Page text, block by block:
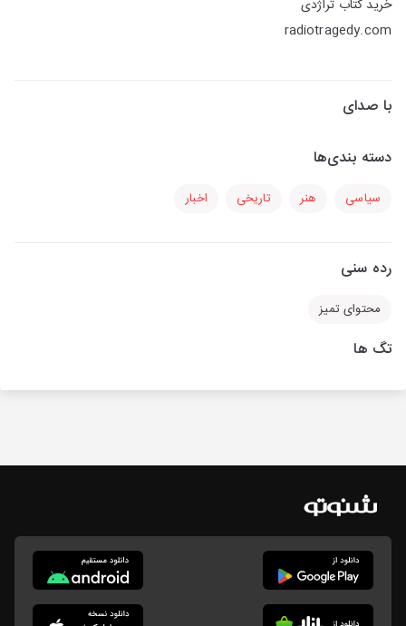
خرید کتاب تراژدی
radiotragedy.com
با صدای
دسته بندی‌ها
سیاسی هنر تاریخی اخبار
رده سنی
محتوای تمیز
تگ ها